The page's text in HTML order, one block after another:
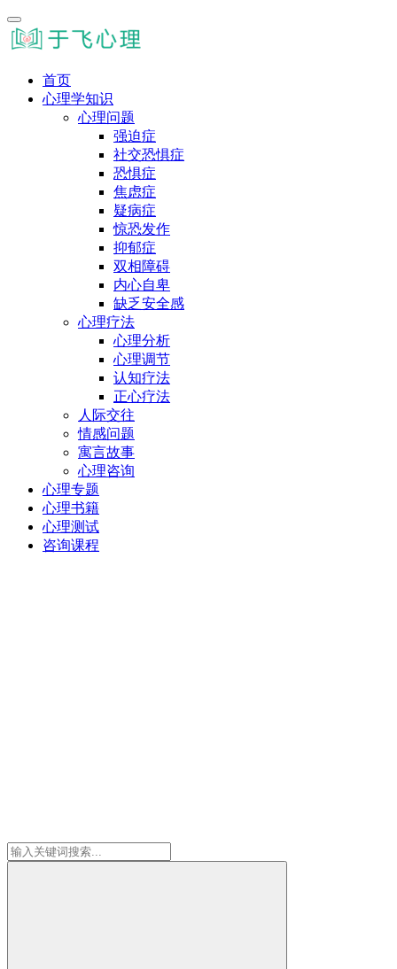
首页
心理学知识
心理问题
强迫症
社交恐惧症
恐惧症
焦虑症
疑病症
惊恐发作
抑郁症
双相障碍
内心自卑
缺乏安全感
心理疗法
心理分析
心理调节
认知疗法
正心疗法
人际交往
情感问题
寓言故事
心理咨询
心理专题
心理书籍
心理测试
咨询课程